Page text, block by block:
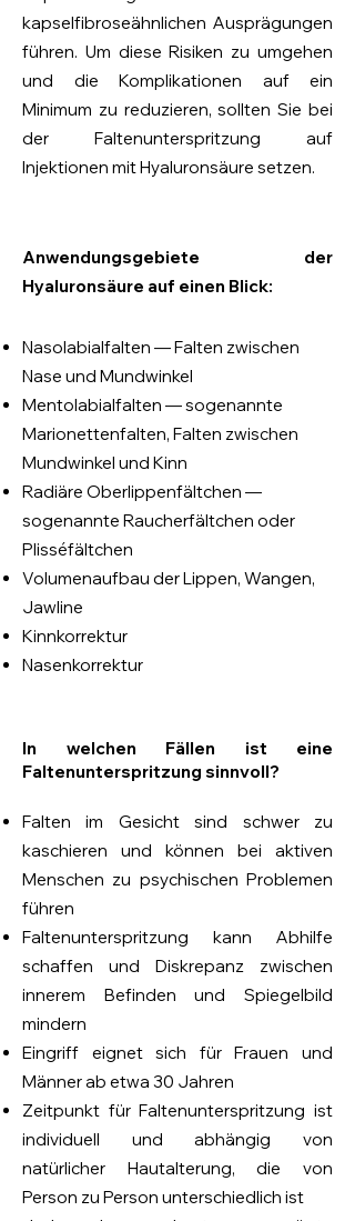
kapselfibroseähnlichen Ausprägungen
führen. Um diese Risiken zu umgehen
und die Komplikationen auf ein
Minimum zu reduzieren, sollten Sie bei
der Faltenunterspritzung auf
Injektionen mit Hyaluronsäure setzen.
Anwendungsgebiete der
Hyaluronsäure auf einen Blick:
Nasolabialfalten — Falten zwischen
Nase und Mundwinkel
Mentolabialfalten — sogenannte
Marionettenfalten, Falten zwischen
Mundwinkel und Kinn
Radiäre Oberlippenfältchen —
sogenannte Raucherfältchen oder
Plisséfältchen
Volumenaufbau der Lippen, Wangen,
Jawline
Kinnkorrektur
Nasenkorrektur
In welchen Fällen ist eine
Faltenunterspritzung sinnvoll?
Falten im Gesicht sind schwer zu
kaschieren und können bei aktiven
Menschen zu psychischen Problemen
führen
Faltenunterspritzung kann Abhilfe
schaffen und Diskrepanz zwischen
innerem Befinden und Spiegelbild
mindern
Eingriff eignet sich für Frauen und
Männer ab etwa 30 Jahren
Zeitpunkt für Faltenunterspritzung ist
individuell und abhängig von
natürlicher Hautalterung, die von
Person zu Person unterschiedlich ist